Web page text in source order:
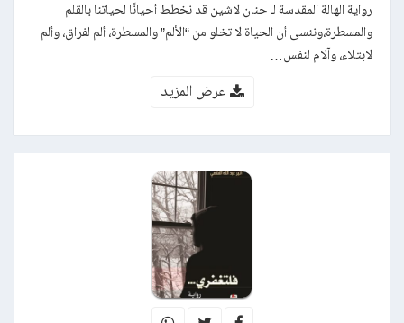
رواية الهالة المقدسة لـ حنان لاشين قد نخطط أحيانًا لحياتنا بالقلم
والمسطرة،وننسى أن الحياة لا تخلو من “الألم” والمسطرة، ألم لفراق، وألم
لابتلاء، وآلام لنفس…
عرض المزيد